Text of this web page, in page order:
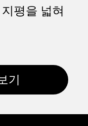
평을 넓혀
기